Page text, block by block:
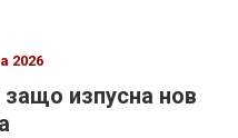
2026
изпусна нов